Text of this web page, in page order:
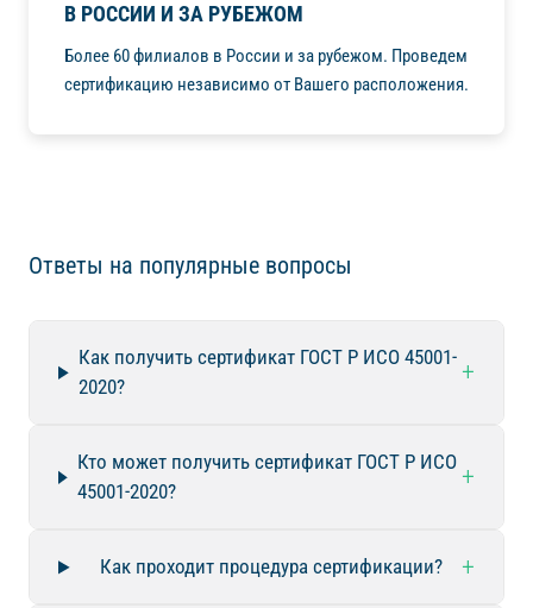
В РОССИИ И ЗА РУБЕЖОМ
Более 60 филиалов в России и за рубежом. Проведем
сертификацию независимо от Вашего расположения.
Ответы на популярные вопросы
Как получить сертификат ГОСТ Р ИСО 45001-
2020?
+
Кто может получить сертификат ГОСТ Р ИСО
45001-2020?
+
Как проходит процедура сертификации? +